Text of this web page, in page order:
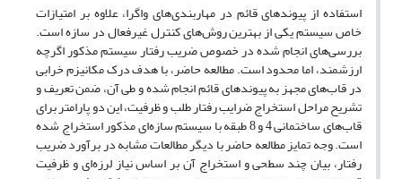
استفاده از پیوندهای قائم در مهاربندی‌های واگرا، علاوه بر امتیازات
خاص سیستم یکی از بهترین روش‌های کنترل غیرفعال در سازه است.
بررسی‌های انجام شده در خصوص ضریب رفتار سیستم مذکور اگرچه
ارزشمند، اما محدود است. مطالعه حاضر، با هدف درک مکانیزم خرابی
در قاب‌های مجهز به پیوندهای قائم انجام شده و طی آن، ضمن تعریف و
تشریح مراحل استخراج ضرایب رفتار طلب و ظرفیت، این دو پارامتر برای
قاب‌های ساختمانی 4 و 8 طبقه با سیستم سازه‌ای مذکور استخراج شده
است. وجه تمایز مطالعه حاضر با دیگر مطالعات مشابه در برآورد ضریب
رفتار، بیان چند سطحی و استخراج آن بر اساس نیاز لرزه‌ای و ظرفیت